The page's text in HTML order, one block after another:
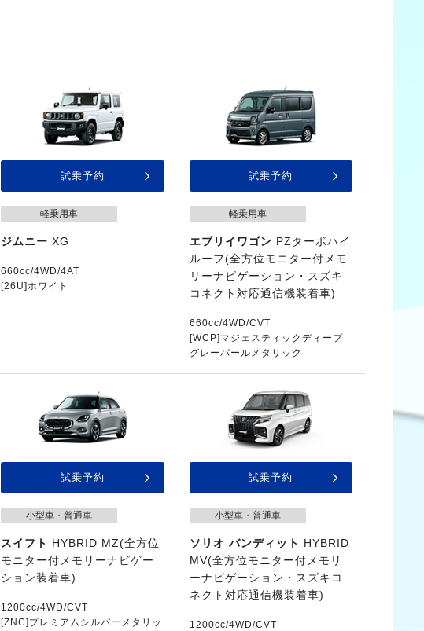
試乗予約
軽乗用車
ジムニー XG
660cc/4WD/4AT
[26U]ホワイト
試乗予約
軽乗用車
エブリイワゴン PZターボハイ
ルーフ(全方位モニター付メモ
リーナビゲーション・スズキ
コネクト対応通信機装着車)
660cc/4WD/CVT
[WCP]マジェスティックディープ
グレーパールメタリック
試乗予約
小型車・普通車
スイフト HYBRID MZ(全方位
モニター付メモリーナビゲー
ション装着車)
1200cc/4WD/CVT
[ZNC]プレミアムシルバーメタリッ
試乗予約
小型車・普通車
ソリオ バンディット HYBRID
MV(全方位モニター付メモリ
ーナビゲーション・スズキコ
ネクト対応通信機装着車)
1200cc/4WD/CVT